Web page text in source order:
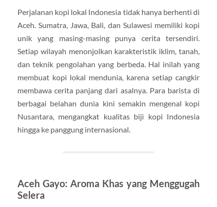
Perjalanan kopi lokal Indonesia tidak hanya berhenti di
Aceh. Sumatra, Jawa, Bali, dan Sulawesi memiliki kopi
unik yang masing-masing punya cerita tersendiri.
Setiap wilayah menonjolkan karakteristik iklim, tanah,
dan teknik pengolahan yang berbeda. Hal inilah yang
membuat kopi lokal mendunia, karena setiap cangkir
membawa cerita panjang dari asalnya. Para barista di
berbagai belahan dunia kini semakin mengenal kopi
Nusantara, mengangkat kualitas biji kopi Indonesia
hingga ke panggung internasional.
Aceh Gayo: Aroma Khas yang Menggugah
Selera